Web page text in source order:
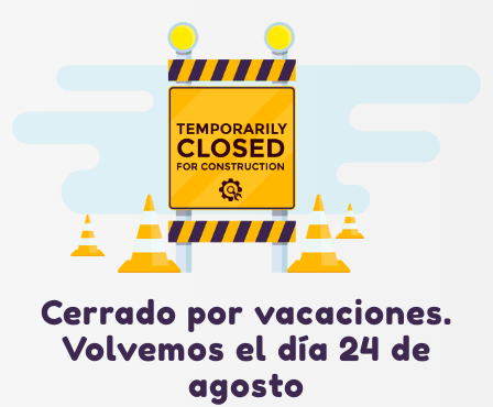
Cerrado por vacaciones.
Volvemos el día 24 de
agosto